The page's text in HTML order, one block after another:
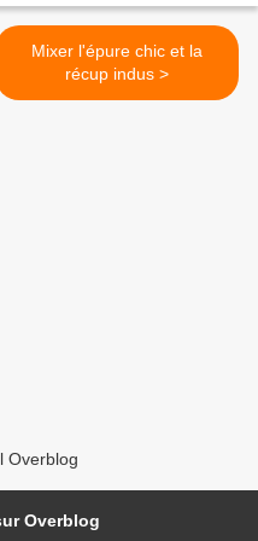
Mixer l'épure chic et la
récup indus >
Overblog
Overblog